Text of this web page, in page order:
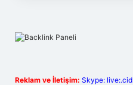
Reklam ve İletişim: Skype: